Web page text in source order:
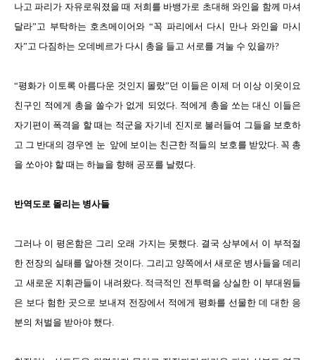
나고 파리가 자유로워졌을 때 저희를 바뱅가로 초대해 와인을 함께 마셔
달라”고 부탁하는 호츠메이어와 “꼭 파리에서 다시 만나 와인을 마시
자”고 다짐하는 오데베르가 다시 총을 들고 서로를 겨눌 수 있을까?
“평화가 이토록 아름다운 것인지 몰랐”던 이들은 이제 더 이상 이웃이요
친구인 적에게 총을 쏠수가 없게 되었다. 적에게 총을 쏘는 대신 이들은
자기편이 폭격을 할 때는 적군을 자기네 진지로 불러들여 그들을 보호하
고 그 반대의 경우엔 눈 앞에 보이는 친근한 적들의 보호를 받았다. 꼭 총
을 쏘아야 할 때는 하늘을 향해 공포를 날렸다.
반역도로 몰리는 병사들
그러나 이 평온함은 그리 오래 가지는 못했다. 결국 상부에서 이 부적절
한 전장의 실태를 알아챈 것이다. 그리고 양쪽에서 새로운 병사들을 데리
고 새로운 지휘관들이 내려왔다. 적극적인 전투력을 상실한 이 부대원들
은 보다 험한 곳으로 보내져 전장에서 적에게 평화를 선물한 데 대한 응
분의 처벌을 받아야 했다.